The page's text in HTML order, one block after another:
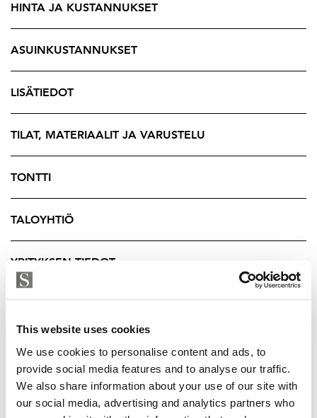
This website uses cookies
We use cookies to personalise content and ads, to
provide social media features and to analyse our traffic.
We also share information about your use of our site with
our social media, advertising and analytics partners who
uudesta pistetalosta, Neitsytpolun puoleisten
kerrostalojen väliin rakennettavista kaksikerroksisista
townhouse -asunnoista sekä kahdesta säilytettävästä
rakennuksesta. Kortteliin kuljetaan Luostarinkadun
päässä olevan rakennuksen alta sen toimiessa
sisääntuloporttina alueelle.
Ensimmäisenä alueelle valmistui maaliskuussa 2024 As
Oy Samppalinnan Gustav ja marraskuussa 2024
valmistui As Oy Samppalinnan Carin. Nyt myytävä
asunto on joulukuussa 2025 valmistuvassa As Oy
Idassa. Tämän hulppean asumisen luksusta tarjoavan
varasto-osake ja autohallipaikka.
Samppalinna sijaitsee Turun parhaalla paikalla
kävelymatkan päässä ydinkeskustasta. Sen välittömässä
läheisyydessä ovat Urheilupuisto,
Aurajoki, Turun kaupunginteatteri, Wäinö Aaltosen
museo sekä koulut ja päiväkodit.
Sepänkadun kortteli on yksi Turun arvokkaimmista ja
HINTA JA KUSTANNUKSET
ASUINKUSTANNUKSET
LISÄTIEDOT
TILAT, MATERIAALIT JA VARUSTELU
TONTTI
TALOYHTIÖ
YRITYKSEN TIEDOT